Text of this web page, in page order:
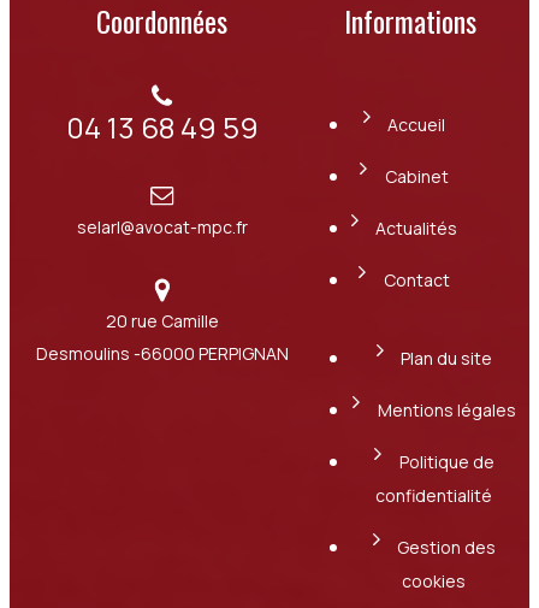
Coordonnées
04 13 68 49 59
selarl@avocat-mpc.fr
20 rue Camille
Desmoulins -66000 PERPIGNAN
Informations
Accueil
Cabinet
Actualités
Contact
Plan du site
Mentions légales
Politique de
confidentialité
Gestion des
cookies